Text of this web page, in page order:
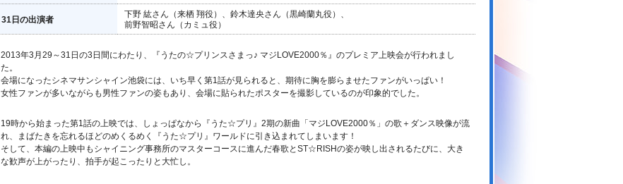
31日の出演者
下野 紘さん（来栖 翔役）、鈴木達央さん（黒崎蘭丸役）、
前野智昭さん（カミュ役）
2013年3月29～31日の3日間にわたり、『うたの☆プリンスさまっ♪ マジLOVE2000％』のプレミア上映会が行われまし
た。
会場になったシネマサンシャイン池袋には、いち早く第1話が見られると、期待に胸を膨らませたファンがいっぱい！
女性ファンが多いながらも男性ファンの姿もあり、会場に貼られたポスターを撮影しているのが印象的でした。
19時から始まった第1話の上映では、しょっぱなから『うた☆プリ』2期の新曲「マジLOVE2000％」の歌＋ダンス映像が流
れ、まばたきを忘れるほどのめくるめく『うた☆プリ』ワールドに引き込まれてしまいます！
そして、本編の上映中もシャイニング事務所のマスターコースに進んだ春歌とST☆RISHの姿が映し出されるたびに、大き
な歓声が上がったり、拍手が起こったりと大忙し。